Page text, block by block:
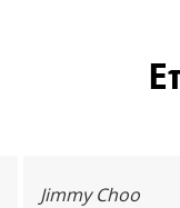
Jimmy Choo